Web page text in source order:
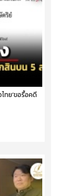
ทย’ขอรื้อคดี